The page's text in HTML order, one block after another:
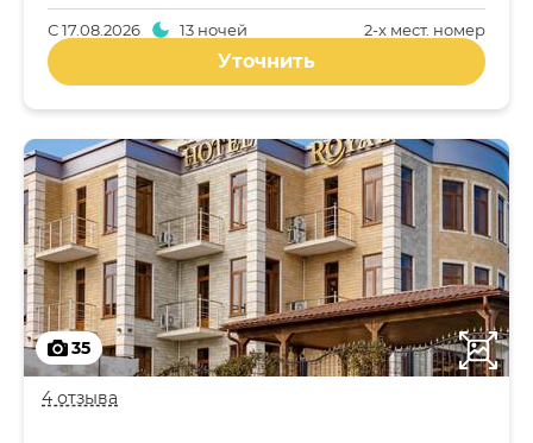
2-x мест. номер
С17.08.2026 13 ночей
Уточнить
35
4 отзыва